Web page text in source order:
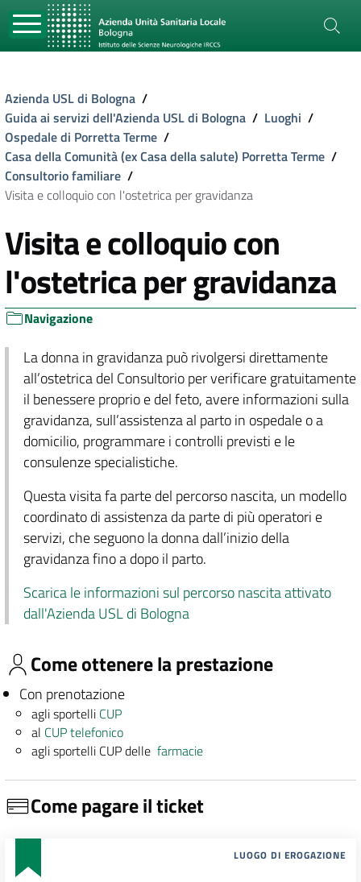
Azienda USL di Bologna /
Guida ai servizi dell'Azienda USL di Bologna / Luoghi /
Ospedale di Porretta Terme /
Casa della Comunità (ex Casa della salute) Porretta Terme /
Consultorio familiare /
Visita e colloquio con l'ostetrica per gravidanza
Visita e colloquio con
l'ostetrica per gravidanza
Navigazione
La donna in gravidanza può rivolgersi direttamente
all’ostetrica del Consultorio per verificare gratuitamente
il benessere proprio e del feto, avere informazioni sulla
gravidanza, sull’assistenza al parto in ospedale o a
domicilio, programmare i controlli previsti e le
consulenze specialistiche.
Questa visita fa parte del percorso nascita, un modello
coordinato di assistenza da parte di più operatori e
servizi, che seguono la donna dall’inizio della
gravidanza fino a dopo il parto.
Scarica le informazioni sul percorso nascita attivato
dall'Azienda USL di Bologna
Come ottenere la prestazione
Con prenotazione
agli sportelli CUP
al CUP telefonico
agli sportelli CUP dellefarmacie
Come pagare il ticket
LUOGO DI EROGAZIONE